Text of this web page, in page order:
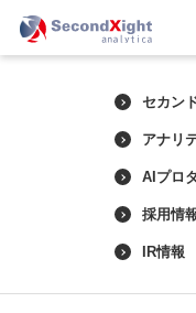
セカン
アナリ
AIプロ
採用情
IR情報